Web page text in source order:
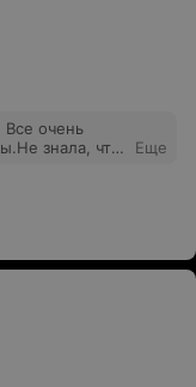
Все очень
буду ходить
Еще